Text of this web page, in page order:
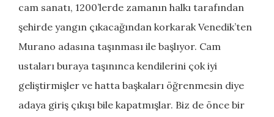
cam sanatı, 1200’lerde zamanın halkı tarafından
şehirde yangın çıkacağından korkarak Venedik’ten
Murano adasına taşınması ile başlıyor. Cam
ustaları buraya taşınınca kendilerini çok iyi
geliştirmişler ve hatta başkaları öğrenmesin diye
adaya giriş çıkışı bile kapatmışlar. Biz de önce bir